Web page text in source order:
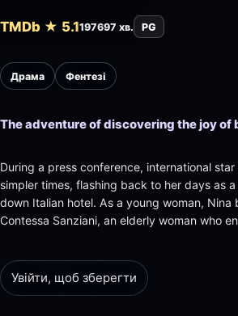
TMDb ★ 5.1197697 хв. PG
Драма Фентезі
The adventure of discovering the joy of
During a press conference, international
simpler times, flashing back to her days as
down Italian hotel. As a young woman, Nina
Contessa Sanziani, an elderly woman who
her…Увійти, щоб зберегти